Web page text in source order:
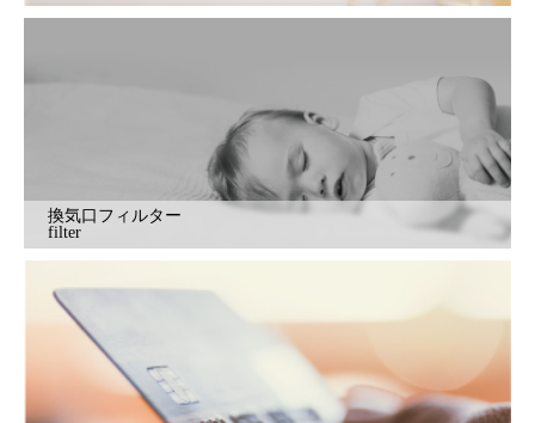
換気口フィルター
filter